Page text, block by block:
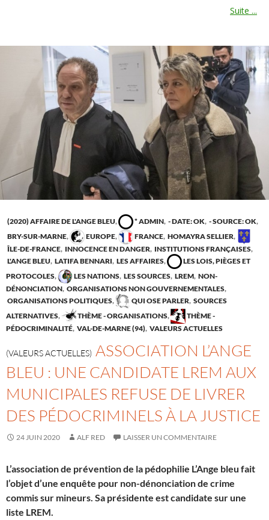
Suite ...
(2020) AFFAIRE DE L'ANGE BLEU, * ADMIN, - DATE: OK, - SOURCE: OK,
BRY-SUR-MARNE, EUROPE, FRANCE, HOMAYRA SELLIER,
ÎLE-DE-FRANCE, INNOCENCE EN DANGER, INSTITUTIONS FRANÇAISES,
L'ANGE BLEU, LATIFA BENNARI, LES AFFAIRES,
LES LOIS, PIÈGES ET
PROTOCOLES, LES NATIONS, LES SOURCES, LREM, NON-
DÉNONCIATION, ORGANISATIONS NON GOUVERNEMENTALES,
ORGANISATIONS POLITIQUES, QUI OSE PARLER, SOURCES
ALTERNATIVES, THÈME - ORGANISATIONS,
THÈME -
PÉDOCRIMINALITÉ, VAL-DE-MARNE (94), VALEURS ACTUELLES
(VALEURS ACTUELLES) ASSOCIATION L’ANGE
BLEU : UNE CANDIDATE LREM AUX
MUNICIPALES REFUSE DE LIVRER
DES PÉDOCRIMINELS À LA JUSTICE
24 JUIN 2020 ALF RED LAISSER UN COMMENTAIRE
L’association de prévention de la pédophilie L’Ange bleu fait
l’objet d’une enquête pour non-dénonciation de crime
commis sur mineurs. Sa présidente est candidate sur une
liste LREM.